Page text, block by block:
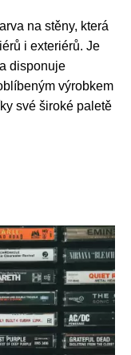
na stěny, která
i exteriérů. Je
disponuje
výrobkem
své široké paletě